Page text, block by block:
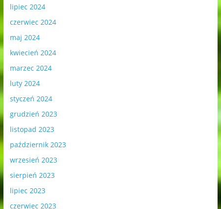
lipiec 2024
czerwiec 2024
maj 2024
kwiecień 2024
marzec 2024
luty 2024
styczeń 2024
grudzień 2023
listopad 2023
październik 2023
wrzesień 2023
sierpień 2023
lipiec 2023
czerwiec 2023